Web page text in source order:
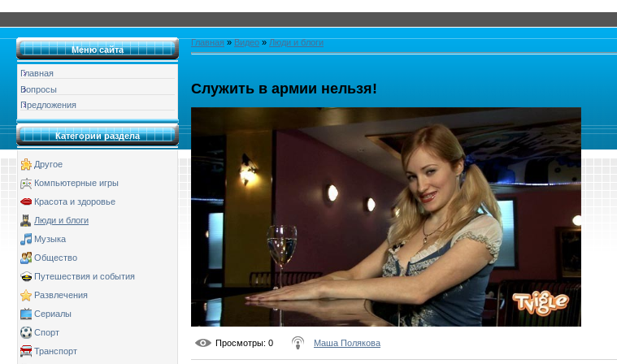
Меню сайта
Главная
Вопросы
Предложения
Категории раздела
Другое
Компьютерные игры
Красота и здоровье
Люди и блоги
Музыка
Общество
Путешествия и события
Развлечения
Сериалы
Спорт
Транспорт
Главная » Видео » Люди и блоги
Служить в армии нельзя!
Просмотры: 0 Маша Полякова